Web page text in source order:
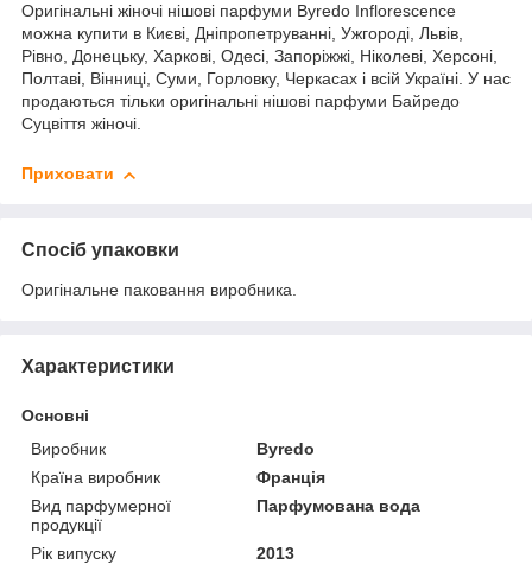
Оригінальні жіночі нішові парфуми Byredo Inflorescence
можна купити в Києві, Дніпропетруванні, Ужгороді, Львів,
Рівно, Донецьку, Харкові, Одесі, Запоріжжі, Ніколеві, Херсоні,
Полтаві, Вінниці, Суми, Горловку, Черкасах і всій Україні. У нас
продаються тільки оригінальні нішові парфуми Байредо
Суцвіття жіночі.
Приховати
Спосіб упаковки
Оригінальне паковання виробника.
Характеристики
Основні
Виробник
Byredo
Країна виробник
Франція
Вид парфумерної
продукції
Парфумована вода
Рік випуску
2013